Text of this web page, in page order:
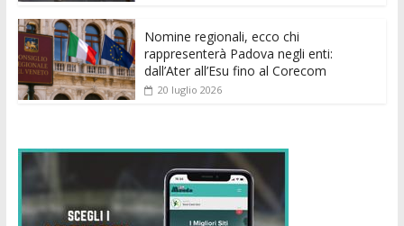
Nomine regionali, ecco chi
rappresenterà Padova negli enti:
dall’Ater all’Esu fino al Corecom
20 luglio 2026